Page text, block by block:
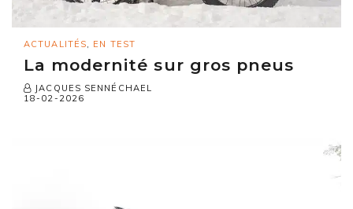
ACTUALITÉS EN TEST
La modernité sur gros pneus
JACQUES SENNÉCHAEL
18-02-2026